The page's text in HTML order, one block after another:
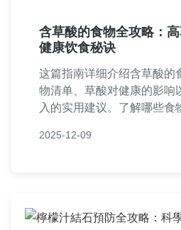
含草酸的食物全攻略：
健康饮食秘诀
这篇指南详细介绍含草酸的
物清单、草酸对健康的影响
入的实用建议。了解哪些食
关心饮食健康的人阅读。
2025-12-09